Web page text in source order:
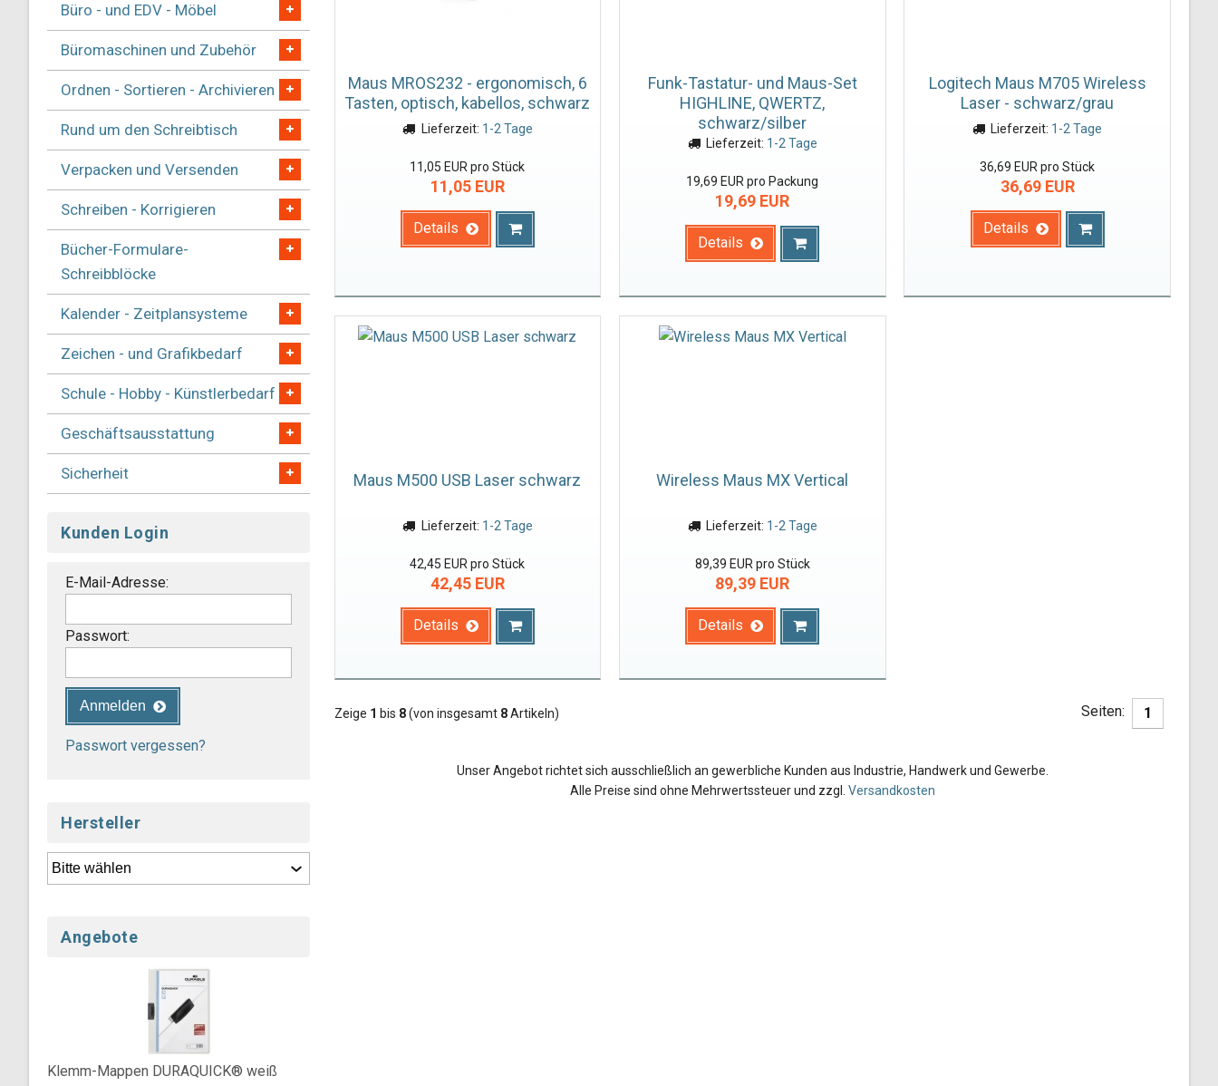
Maus MROS232 - ergonomisch, 6
Tasten, optisch, kabellos, schwarz
Lieferzeit: 1-2 Tage
11,05 EUR pro Stück
11,05 EUR
Details
Funk-Tastatur- und Maus-Set
HIGHLINE, QWERTZ,
schwarz/silber
Lieferzeit: 1-2 Tage
19,69 EUR pro Packung
19,69 EUR
Details
Logitech Maus M705 Wireless
Laser - schwarz/grau
Lieferzeit: 1-2 Tage
36,69 EUR pro Stück
36,69 EUR
Details
Maus M500 USB Laser schwarz
Lieferzeit: 1-2 Tage
42,45 EUR pro Stück
42,45 EUR
Details
Wireless Maus MX Vertical
Lieferzeit: 1-2 Tage
89,39 EUR pro Stück
89,39 EUR
Details
Zeige 1 bis 8(von insgesamt 8Artikeln) Seiten: 1
Unser Angebot richtet sich ausschließlich an gewerbliche Kunden aus Industrie, Handwerk und Gewerbe.
Alle Preise sind ohne Mehrwertssteuer und zzgl. Versandkosten
Büro - und EDV - Möbel
Büromaschinen und Zubehör
Ordnen - Sortieren - Archivieren
Rund um den Schreibtisch
Verpacken und Versenden
Schreiben - Korrigieren
Bücher-Formulare-
Schreibblöcke
Kalender - Zeitplansysteme
Zeichen - und Grafikbedarf
Schule - Hobby - Künstlerbedarf
Geschäftsausstattung
Sicherheit
Kunden Login
E-Mail-Adresse:
Passwort:
Anmelden
Passwort vergessen?
Hersteller
Angebote
Klemm-Mappen DURAQUICK® weiß